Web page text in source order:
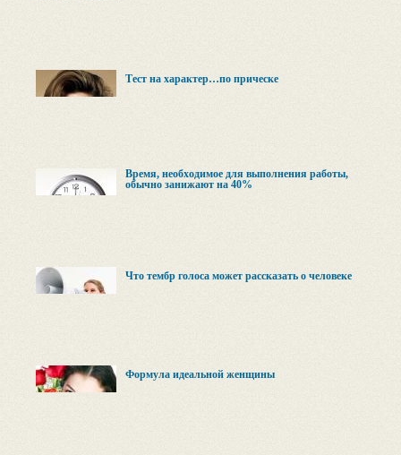
Тест на характер…по прическе
Время, необходимое для выполнения работы,
обычно занижают на 40%
Что тембр голоса может рассказать о человеке
Формула идеальной женщины